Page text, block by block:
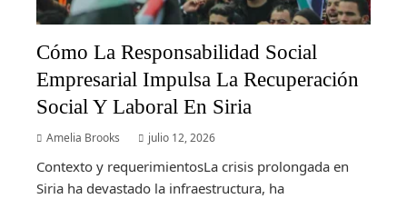
Cómo La Responsabilidad Social
Empresarial Impulsa La Recuperación
Social Y Laboral En Siria
Amelia Brooks julio 12, 2026
Contexto y requerimientosLa crisis prolongada en
Siria ha devastado la infraestructura, ha